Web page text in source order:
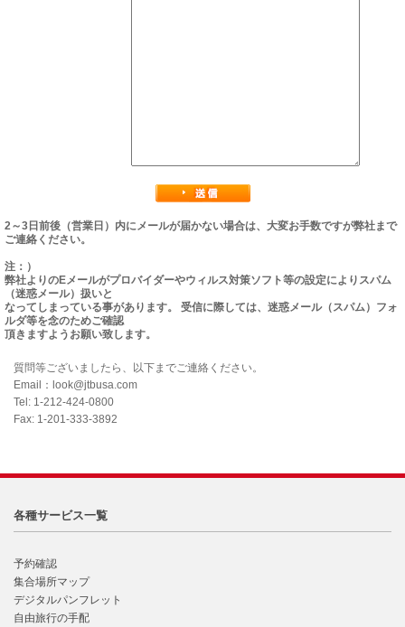
2～3日前後（営業日）内にメールが届かない場合は、大変お手数ですが弊社まで
ご連絡ください。
注：）
弊社よりのEメールがプロバイダーやウィルス対策ソフト等の設定によりスパム
（迷惑メール）扱いと
なってしまっている事があります。 受信に際しては、迷惑メール（スパム）フォ
ルダ等を念のためご確認
頂きますようお願い致します。
質問等ございましたら、以下までご連絡ください。
Email：look@jtbusa.com
Tel: 1-212-424-0800
Fax: 1-201-333-3892
各種サービス一覧
予約確認
集合場所マップ
デジタルパンフレット
自由旅行の手配